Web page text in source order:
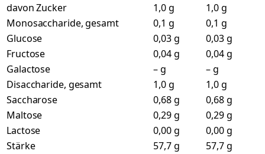
davon Zucker
1,0 g
1,0 g
Monosaccharide, gesamt
0,1 g
0,1 g
Glucose
0,03 g
0,03 g
Fructose
0,04 g
0,04 g
Galactose
– g
– g
Disaccharide, gesamt
1,0 g
1,0 g
Saccharose
0,68 g
0,68 g
Maltose
0,29 g
0,29 g
Lactose
0,00 g
0,00 g
Stärke
57,7 g
57,7 g